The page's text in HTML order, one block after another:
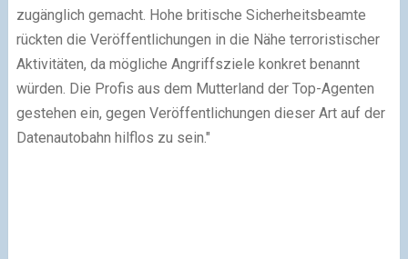
zugänglich gemacht. Hohe britische Sicherheitsbeamte
rückten die Veröffentlichungen in die Nähe terroristischer
Aktivitäten, da mögliche Angriffsziele konkret benannt
würden. Die Profis aus dem Mutterland der Top-Agenten
gestehen ein, gegen Veröffentlichungen dieser Art auf der
Datenautobahn hilflos zu sein."